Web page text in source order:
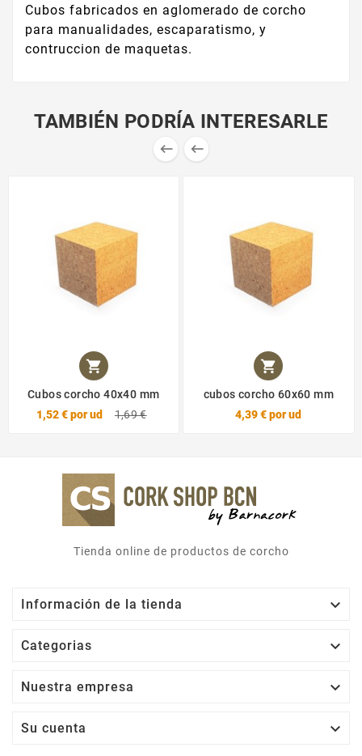
Cubos fabricados en aglomerado de corcho
para manualidades, escaparatismo, y
contruccion de maquetas.
TAMBIÉN PODRÍA INTERESARLE
 

Cubos corcho 40x40 mm
1,52 €por ud 1,69 €

cubos corcho 60x60 mm
4,39 € por ud
Tienda online de productos de corcho
Información de la tienda 
Categorias 
Nuestra empresa 
Su cuenta 